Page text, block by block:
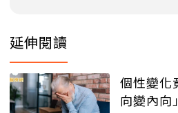
延伸閱讀
個性變化
向變內向